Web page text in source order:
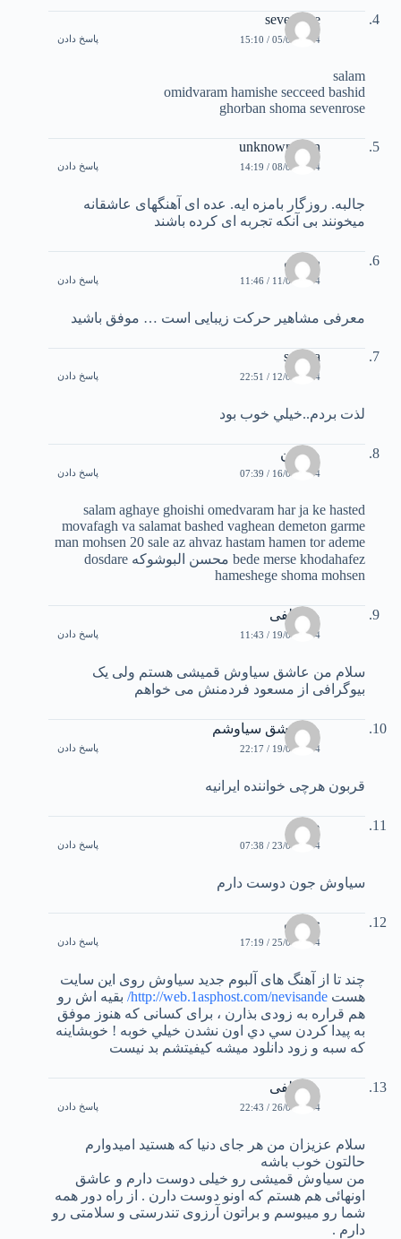
sevenrose
05/01/2004 / 15:10 پاسخ دادن
salam
omidvaram hamishe secceed bashid
ghorban shoma sevenrose
unknown man
08/01/2004 / 14:19 پاسخ دادن
جالبه. روزگار بامزه ايه. عده ای آهنگهای عاشقانه
ميخونند بی آنکه تجربه ای کرده باشند
روشن
11/01/2004 / 11:46 پاسخ دادن
معرفی مشاهیر حرکت زيبايی است … موفق باشيد
samira
12/01/2004 / 22:51 پاسخ دادن
لذت بردم..خيلي خوب بود
محسن
16/01/2004 / 07:39 پاسخ دادن
salam aghaye ghoishi omedvaram har ja ke hasted
movafagh va salamat bashed vaghean demeton garme
man mohsen 20 sale az ahvaz hastam hamen tor ademe
bede merse khodahafez محسن البوشوکه dosdare
hameshege shoma mohsen
مصطفی
19/01/2004 / 11:43 پاسخ دادن
سلام من عاشق سیاوش قمیشی هستم ولی یک
بیوگرافی از مسعود فردمنش می خواهم
من عشق سیاوشم
19/01/2004 / 22:17 پاسخ دادن
قربون هرچی خواننده ایرانیه
صمد
23/01/2004 / 07:38 پاسخ دادن
سياوش جون دوست دارم
حسین
25/01/2004 / 17:19 پاسخ دادن
چند تا از آهنگ های آلبوم جدید سیاوش روی این سایت
هست http://web.1asphost.com/nevisande/ بقیه اش رو
هم قراره به زودی بذارن ، برای کسانی که هنوز موفق
به پیدا کردن سي دي اون نشدن خيلي خوبه ! خوبشاينه
كه سبه و زود دانلود ميشه كيفيتشم بد نيست
مصطفی
26/01/2004 / 22:43 پاسخ دادن
سلام عزیزان من هر جای دنیا که هستید امیدوارم
حالتون خوب باشه
من سیاوش قمیشی رو خیلی دوست دارم و عاشق
اونهائی هم هستم که اونو دوست دارن . از راه دور همه
شما رو میبوسم و براتون آرزوی تندرستی و سلامتی رو
دارم .